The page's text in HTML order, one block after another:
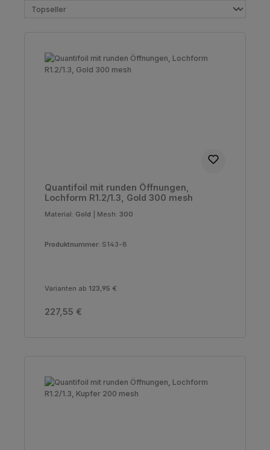
Quantifoil mit runden Öffnungen,
Lochform R1.2/1.3, Gold 300 mesh
Material: Gold Mesh: 300
Produktnummer: S143-8
Varianten ab 123,95 €
Regulärer Preis:
227,55 €